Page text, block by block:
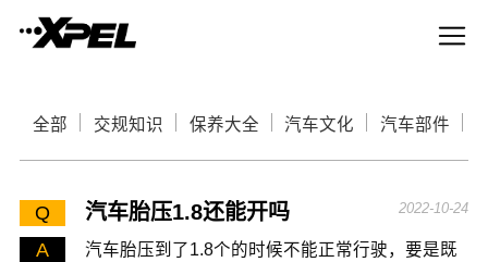
全部 交规知识 保养大全 汽车文化 汽车部件
Q 汽车胎压1.8还能开吗 2022-10-24
A
汽车胎压到了1.8个的时候不能正常行驶，要是既